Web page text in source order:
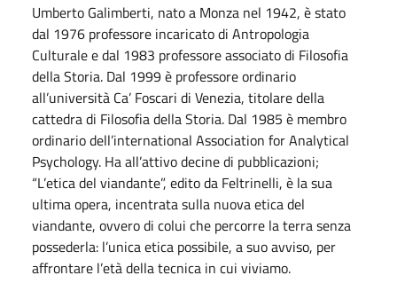
Umberto Galimberti, nato a Monza nel 1942, è stato
dal 1976 professore incaricato di Antropologia
Culturale e dal 1983 professore associato di Filosofia
della Storia. Dal 1999 è professore ordinario
all’università Ca’ Foscari di Venezia, titolare della
cattedra di Filosofia della Storia. Dal 1985 è membro
ordinario dell’international Association for Analytical
Psychology. Ha all’attivo decine di pubblicazioni;
“L’etica del viandante”, edito da Feltrinelli, è la sua
ultima opera, incentrata sulla nuova etica del
viandante, ovvero di colui che percorre la terra senza
possederla: l’unica etica possibile, a suo avviso, per
affrontare l’età della tecnica in cui viviamo.